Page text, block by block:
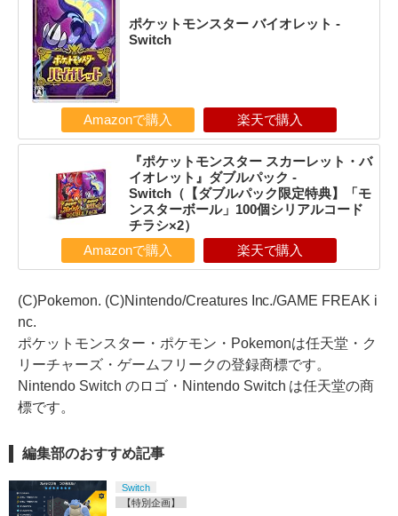
ポケットモンスター バイオレット -
Switch
Amazonで購入 楽天で購入
『ポケットモンスター スカーレット・バ
イオレット』ダブルパック -
Switch（【ダブルパック限定特典】「モ
ンスターボール」100個シリアルコード
チラシ×2）
Amazonで購入 楽天で購入
(C)Pokemon. (C)Nintendo/Creatures Inc./GAME FREAK i
nc.
ポケットモンスター・ポケモン・Pokemonは任天堂・ク
リーチャーズ・ゲームフリークの登録商標です。
Nintendo Switch のロゴ・Nintendo Switch は任天堂の商
標です。
編集部のおすすめ記事
Switch
【特別企画】